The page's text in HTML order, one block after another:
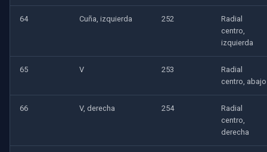
64 Cuña, izquierda 252
Radial
centro,
izquierda
65 V 253
Radial
centro, abajo
66 V, derecha 254
Radial
centro,
derecha